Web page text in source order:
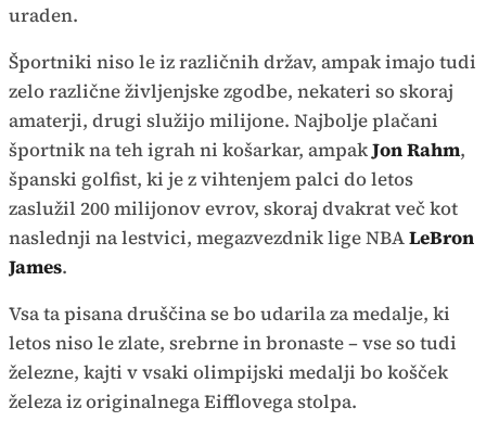
uraden.
Športniki niso le iz različnih držav, ampak imajo tudi
zelo različne življenjske zgodbe, nekateri so skoraj
amaterji, drugi služijo milijone. Najbolje plačani
športnik na teh igrah ni košarkar, ampakJon Rahm,
španski golfist, ki je z vihtenjem palci do letos
zaslužil 200 milijonov evrov, skoraj dvakrat več kot
naslednji na lestvici, megazvezdnik lige NBALeBron
James.
Vsa ta pisana druščina se bo udarila za medalje, ki
letos niso le zlate, srebrne in bronaste – vse so tudi
železne, kajti v vsaki olimpijski medalji bo košček
železa iz originalnega Eifflovega stolpa.